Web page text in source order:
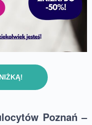
Poznań –